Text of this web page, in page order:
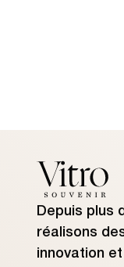
Depuis plus
réalisons
innovation